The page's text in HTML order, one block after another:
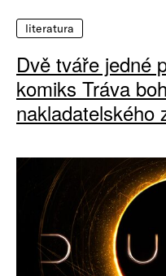
literatura
Dvě tváře jedné
komiks Tráva
nakladatelského